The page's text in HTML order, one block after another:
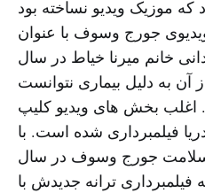
جورج وسوف با عنوان
خانم میرنا خیاط در سال
آن به دلیل بیماری نتوانست
اغلب بخش های ویدیو کلیپ
فیلمبرداری شده است. با
جورج وسوف در سال
به فیلمبرداری ترانه جدیدش با